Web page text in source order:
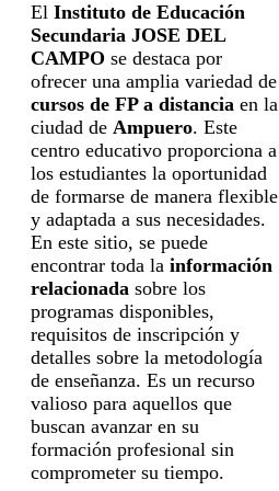
El Instituto de Educación
Secundaria JOSE DEL
CAMPO se destaca por
ofrecer una amplia variedad de
cursos de FP a distancia en la
ciudad de Ampuero. Este
centro educativo proporciona a
los estudiantes la oportunidad
de formarse de manera flexible
y adaptada a sus necesidades.
En este sitio, se puede
encontrar toda la información
relacionada sobre los
programas disponibles,
requisitos de inscripción y
detalles sobre la metodología
de enseñanza. Es un recurso
valioso para aquellos que
buscan avanzar en su
formación profesional sin
comprometer su tiempo.